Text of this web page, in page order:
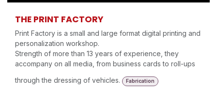
THE PRINT FACTORY
Print Factory is a small and large format digital printing and
personalization workshop.
Strength of more than 13 years of experience, they
accompany on all media, from business cards to roll-ups
through the dressing of vehicles.
Fabrication